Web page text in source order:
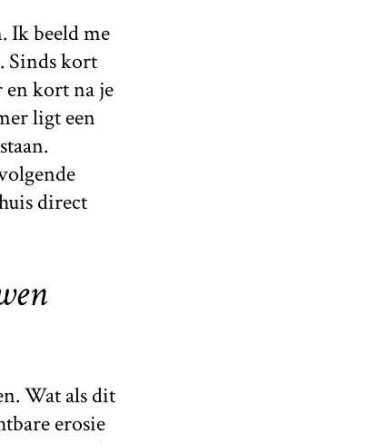
Ik beeld me
Sinds kort
kort na je
ligt een
direct
Wat als dit
erosie